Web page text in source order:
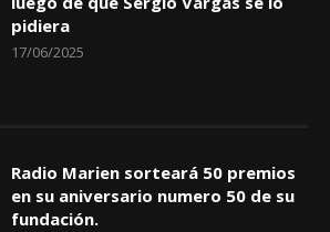
pidiera
17/06/2025
Radio Marien sorteará 50 premios
en su aniversario numero 50 de su
fundación.